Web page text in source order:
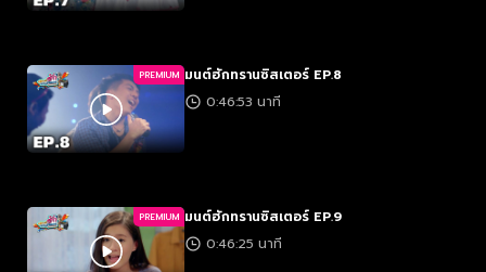
PREMIUM มนต์ฮักทรานซิสเตอร์ EP.8
0:46:53 นาที
PREMIUM มนต์ฮักทรานซิสเตอร์ EP.9
0:46:25 นาที